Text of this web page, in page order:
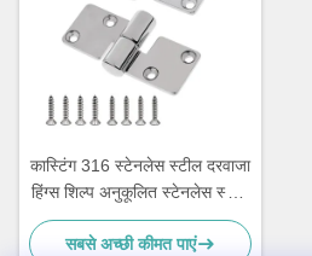
कास्टिंग 316 स्टेनलेस स्टील दरवाजा
हिंग्स शिल्प अनुकूलित स्टेनलेस स्टील
कास्टिंग
सबसे अच्छी कीमत पाएं